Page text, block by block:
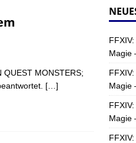
– Boss 4: Index (Normal)
MONSTERS;
[…]
Magie
Magie
Magie